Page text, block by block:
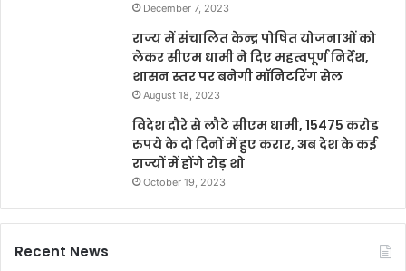
December 7, 2023
राज्य में संचालित केन्द्र पोषित योजनाओं को
लेकर सीएम धामी ने दिए महत्वपूर्ण निर्देश,
शासन स्तर पर बनेगी मॉनिटरिंग सेल
August 18, 2023
विदेश दौरे से लौटे सीएम धामी, 15475 करोड
रुपये के दो दिनों में हुए करार, अब देश के कई
राज्यों में होंगे रोड़ शो
October 19, 2023
Recent News